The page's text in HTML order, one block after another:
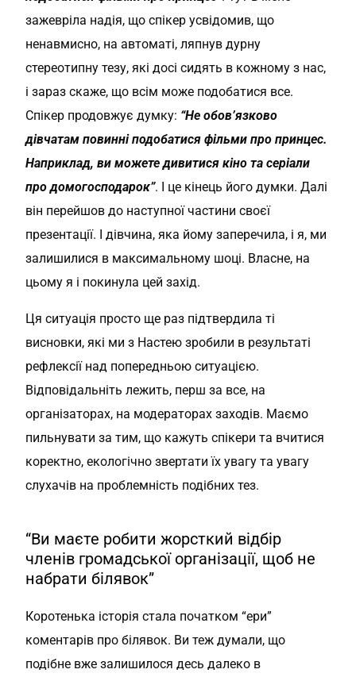
зажевріла надія, що спікер усвідомив, що
ненавмисно, на автоматі, ляпнув дурну
стереотипну тезу, які досі сидять в кожному з нас,
і зараз скаже, що всім може подобатися все.
Спікер продовжує думку: “Не обов’язково
дівчатам повинні подобатися фільми про принцес.
Наприклад, ви можете дивитися кіно та серіали
про домогосподарок”. І це кінець його думки. Далі
він перейшов до наступної частини своєї
презентації. І дівчина, яка йому заперечила, і я, ми
залишилися в максимальному шоці. Власне, на
цьому я і покинула цей захід.
Ця ситуація просто ще раз підтвердила ті
висновки, які ми з Настею зробили в результаті
рефлексії над попередньою ситуацією.
Відповідальніть лежить, перш за все, на
організаторах, на модераторах заходів. Маємо
пильнувати за тим, що кажуть спікери та вчитися
коректно, екологічно звертати їх увагу та увагу
слухачів на проблемність подібних тез.
“Ви маєте робити жорсткий відбір
членів громадської організації, щоб не
набрати білявок”
Коротенька історія стала початком “ери”
коментарів про білявок. Ви теж думали, що
подібне вже залишилося десь далеко в